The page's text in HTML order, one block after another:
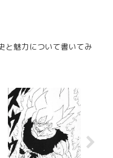
と魅力について書いてみ